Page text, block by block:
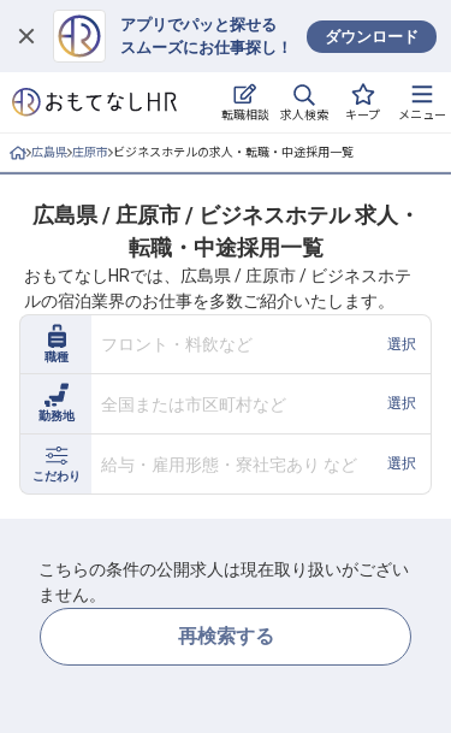
アプリでパッと探せる
スムーズにお仕事探し！
ダウンロード
転職相談 求人検索 キープ メニュー
ログイン
求人・施設を探す
就職・転職 合同説明会
おもてなしHRについて
ご利用の流れ
よくある質問
ホテル・宿泊業界情報コラム
無料 転職サポートに申し込む
採用をお考えの企業様へ
広島県 庄原市 ビジネスホテルの求人・転職・中途採用一覧
広島県 / 庄原市 / ビジネスホテル 求人・
転職・中途採用一覧
おもてなしHRでは、広島県 / 庄原市 / ビジネスホテ
ルの宿泊業界のお仕事を多数ご紹介いたします。
職種
フロント・料飲など 選択
勤務地
全国または市区町村など 選択
こだわり
給与・雇用形態・寮社宅あり など 選択
こちらの条件の公開求人は現在取り扱いがござい
ません。
再検索する